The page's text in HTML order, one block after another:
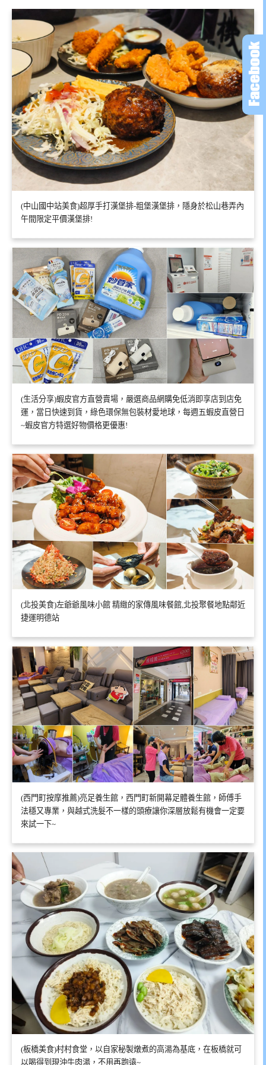
(中山國中站美食)超厚手打漢堡排-粗堡漢堡排，隱身於松山巷弄內
午間限定平價漢堡排!
(生活分享)蝦皮官方直營賣場，嚴選商品網購免低消即享店到店免
運，當日快速到貨，綠色環保無包裝材愛地球，每週五蝦皮直營日
~蝦皮官方特選好物價格更優惠!
(北投美食)左爺爺風味小館 精緻的家傳風味餐館,北投聚餐地點鄰近
捷運明德站
(西門町按摩推薦)亮足養生館，西門町新開幕足體養生館，師傅手
法穩又專業，與越式洗髮不一樣的頭療讓你深層放鬆有機會一定要
來試一下~
(板橋美食)村村食堂，以自家秘製燉煮的高湯為基底，在板橋就可
以喝得到現沖牛肉湯，不用再跑遠~